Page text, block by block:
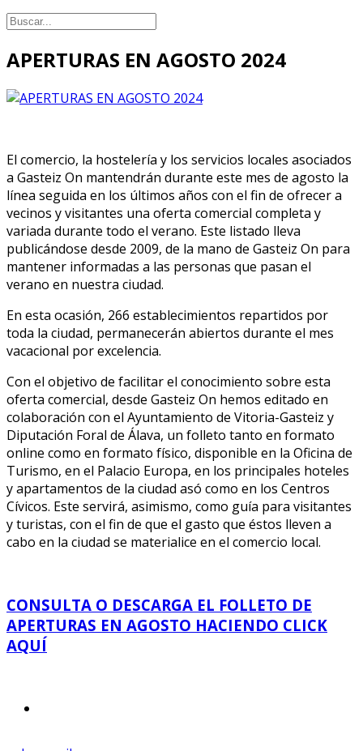
APERTURAS EN AGOSTO 2024
El comercio, la hostelería y los servicios locales asociados
a Gasteiz On mantendrán durante este mes de agosto la
línea seguida en los últimos años con el fin de ofrecer a
vecinos y visitantes una oferta comercial completa y
variada durante todo el verano. Este listado lleva
publicándose desde 2009, de la mano de Gasteiz On para
mantener informadas a las personas que pasan el
verano en nuestra ciudad.
En esta ocasión, 266 establecimientos repartidos por
toda la ciudad, permanecerán abiertos durante el mes
vacacional por excelencia.
Con el objetivo de facilitar el conocimiento sobre esta
oferta comercial, desde Gasteiz On hemos editado en
colaboración con el Ayuntamiento de Vitoria-Gasteiz y
Diputación Foral de Álava, un folleto tanto en formato
online como en formato físico, disponible en la Oficina de
Turismo, en el Palacio Europa, en los principales hoteles
y apartamentos de la ciudad asó como en los Centros
Cívicos. Este servirá, asimismo, como guía para visitantes
y turistas, con el fin de que el gasto que éstos lleven a
cabo en la ciudad se materialice en el comercio local.
CONSULTA O DESCARGA EL FOLLETO DE
APERTURAS EN AGOSTO HACIENDO CLICK
AQUÍ